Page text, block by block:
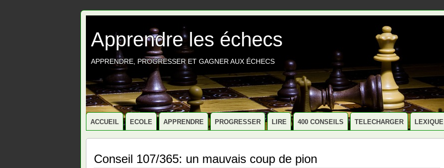
Apprendre les échecs
APPRENDRE, PROGRESSER ET GAGNER AUX ÉCHECS
ACCUEIL ECOLE APPRENDRE PROGRESSER LIRE 400 CONSEILS TELECHARGER LEXIQUE
Conseil 107/365: un mauvais coup de pion